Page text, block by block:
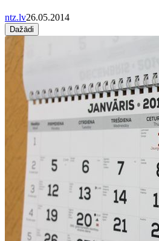
ntz.lv26.05.2014
Dažādi